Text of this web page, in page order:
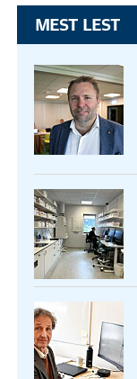
MEST LEST